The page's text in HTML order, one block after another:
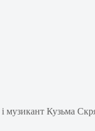
музикант Кузьма